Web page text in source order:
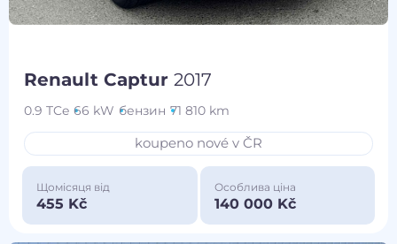
Renault Captur2017
0.9 TCe 66 kW бензин 71 810 km
koupeno nové v ČR
Щомісяця від
455 Kč
Особлива ціна
140 000 Kč